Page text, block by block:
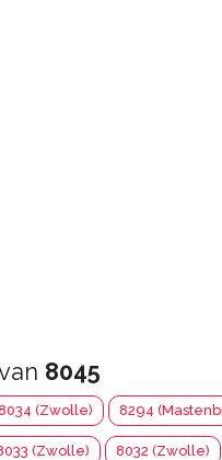
8045
8034 (Zwolle) 8294
(Zwolle) 8032 (Zwolle)